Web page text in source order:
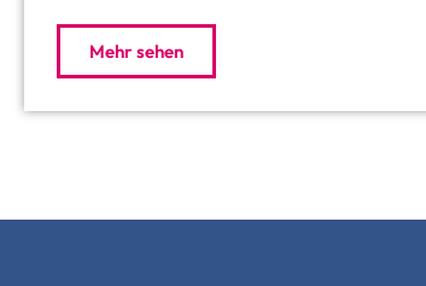
Mehr sehen